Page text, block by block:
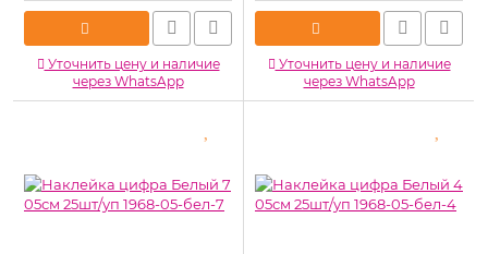
Уточнить цену и наличие
через WhatsApp
Уточнить цену и наличие
через WhatsApp